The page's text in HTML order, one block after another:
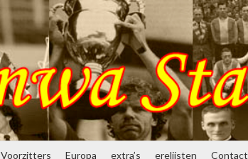
Voorzitters Europa extra’s erelijsten Contact